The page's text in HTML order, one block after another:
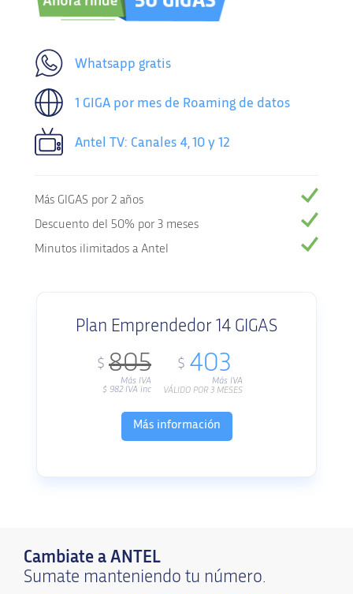
Whatsapp gratis
1 GIGA por mes de Roaming de datos
Antel TV: Canales 4, 10 y 12
Más GIGAS por 2 años
Descuento del 50% por 3 meses
Minutos ilimitados a Antel
Plan Emprendedor 14 GIGAS
$ 805
Más IVA
$ 982IVA inc
$ 403
Más IVA
VÁLIDO POR 3 MESES
Más información
Cambiate a ANTEL
Sumate manteniendo tu número.